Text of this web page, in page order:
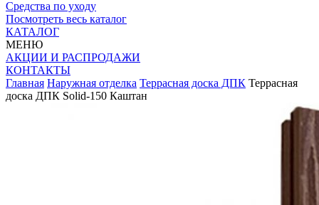
Средства по уходу
Посмотреть весь каталог
КАТАЛОГ
МЕНЮ
АКЦИИ И РАСПРОДАЖИ
КОНТАКТЫ
Главная Наружная отделка Террасная доска ДПК Террасная
доска ДПК Solid-150 Каштан